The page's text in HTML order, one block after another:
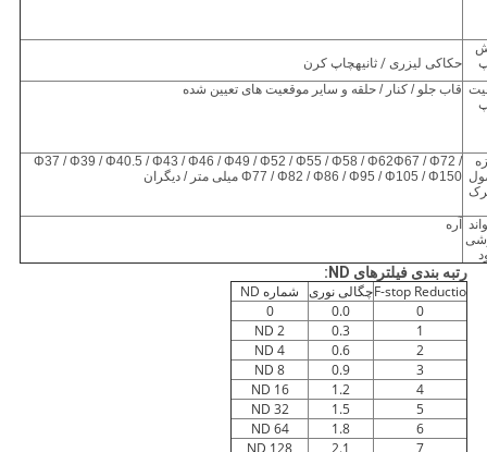
حکاکی لیزری/ ثانیهچاپ کرن
قاب جلو / کنار / حلقه و سایر موقعیت های تعیین شده
Φ37 / Φ39 / Φ40.5 / Φ43 / Φ46 / Φ49 / Φ52 / Φ55 / Φ58 / Φ62Φ67 / Φ72 /
Φ77 / Φ82 / Φ86 / Φ95 / Φ105 / Φ150 میلی متر / دیگران
آره
رتبه بندی فیلترهای ND:
F-stop Reductioچگالی نوری شماره ND
0
0.0
0
1
0.3
ND 2
2
0.6
ND 4
3
0.9
ND 8
4
1.2
ND 16
5
1.5
ND 32
6
1.8
ND 64